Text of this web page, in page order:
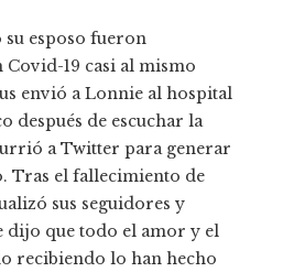
esposo fueron
19 casi al mismo
envió a Lonnie al hospital
después de escuchar la
a Twitter para generar
Tras el fallecimiento de
sus seguidores y
dijo que todo el amor y el
recibiendo lo han hecho